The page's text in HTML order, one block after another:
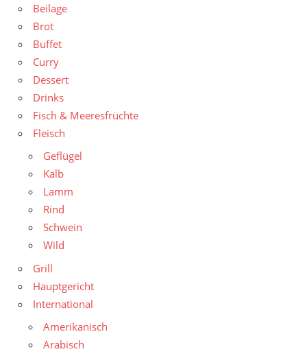
Beilage
Brot
Buffet
Curry
Dessert
Drinks
Fisch & Meeresfrüchte
Fleisch
Geflügel
Kalb
Lamm
Rind
Schwein
Wild
Grill
Hauptgericht
International
Amerikanisch
Arabisch